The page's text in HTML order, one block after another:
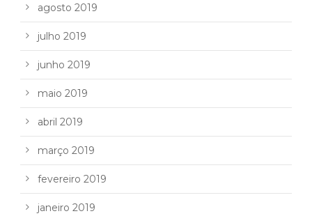
agosto 2019
julho 2019
junho 2019
maio 2019
abril 2019
março 2019
fevereiro 2019
janeiro 2019